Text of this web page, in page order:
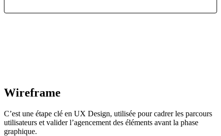
Wireframe
C’est une étape clé en UX Design, utilisée pour cadrer les parcours
utilisateurs et valider l’agencement des éléments avant la phase
graphique.